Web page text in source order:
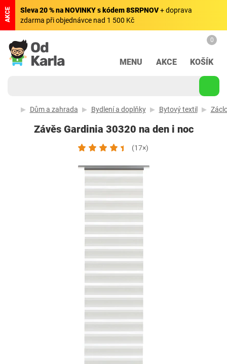
AKCE Sleva 20 % na NOVINKY s kódem 8SRPNOV+ doprava
zdarma při objednávce nad 1 500 Kč
MENU AKCE
0
KOŠÍK
Dům a zahrada Bydlení a doplňky Bytový textil
Závěs Gardinia 30320 na den i noc
(17×)